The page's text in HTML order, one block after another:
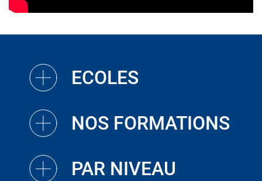
ECOLES
NOS FORMATIONS
PAR NIVEAU